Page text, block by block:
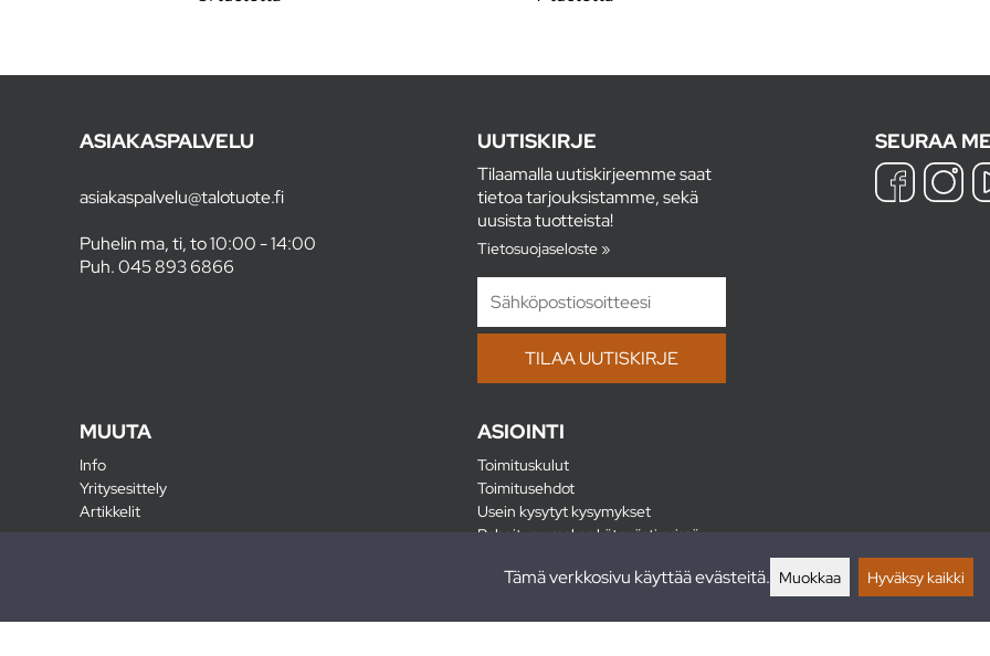
ASIAKASPALVELU
asiakaspalvelu@talotuote.fi
Puhelin ma, ti, to 10:00 - 14:00
Puh.045 893 6866
UUTISKIRJE
Tilaamalla uutiskirjeemme saat
tietoa tarjouksistamme, sekä
uusista tuotteista!
Tietosuojaseloste »
SEURAA
MUUTA
Info
Yritysesittely
Artikkelit
ASIOINTI
Toimituskulut
Toimitusehdot
Usein kysytyt kysymykset
Rahoitus - maksa kätevästi erissä
Tämä verkkosivu käyttää evästeitä. Muokkaa Hyväksy kaikki